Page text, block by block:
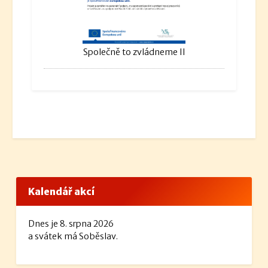
Společně to zvládneme II
Kalendář akcí
Dnes je 8. srpna 2026
a svátek má Soběslav.